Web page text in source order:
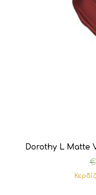
Dorothy L Matte
€